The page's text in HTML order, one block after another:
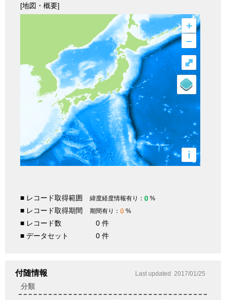
[地図・概要]
+
–
i
⤢
■ レコード取得範囲 緯度経度情報有り： 0 %
■ レコード取得期間 期間有り： 0 %
■ レコード数
0 件
■ データセット
0 件
付随情報 Last updated 2017/01/25
分類